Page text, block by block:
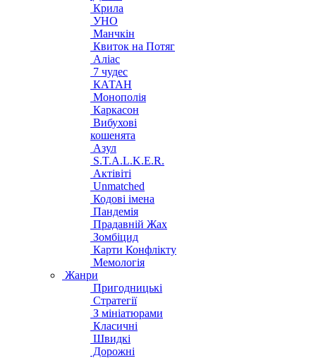
Крила
УНО
Манчкін
Квиток на Потяг
Аліас
7 чудес
КАТАН
Монополія
Каркасон
Вибухові
кошенята
Азул
S.T.A.L.K.E.R.
Актівіті
Unmatched
Кодові імена
Пандемія
Прадавній Жах
Зомбіцид
Карти Конфлікту
Мемологія
Жанри
Пригодницькі
Стратегії
З мініатюрами
Класичні
Швидкі
Дорожні